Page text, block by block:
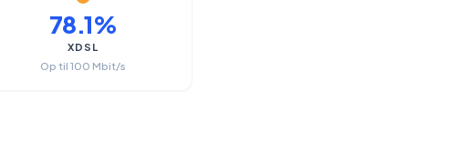
78.1%
XDSL
Op til 100 Mbit/s